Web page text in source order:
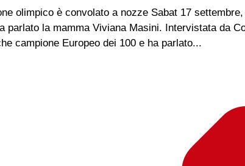
olimpico è convolato a nozze Sabat 17
parlato la mamma Viviana Masini. Intervistata da
campione Europeo dei 100 e ha parlato...